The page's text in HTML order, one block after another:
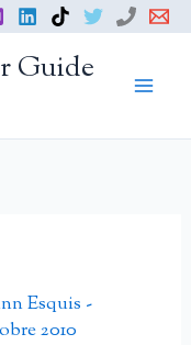
Guide
Esquis -
2010